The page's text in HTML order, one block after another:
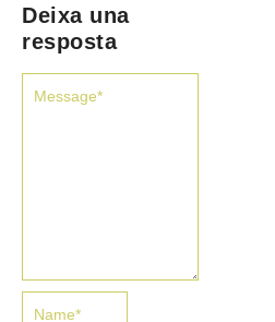
Deixa una
resposta